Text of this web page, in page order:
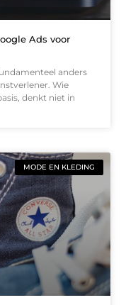
Ads voor
anders
Wie
denkt niet in
MODE EN KLEDING